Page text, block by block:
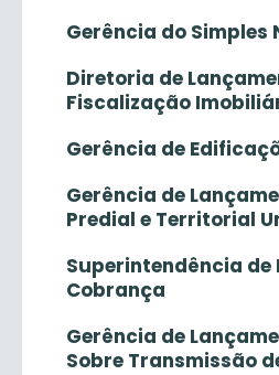
Gerência do Simples
Diretoria de
Fiscalização
Gerência de
Gerência de
Predial e Territorial
Superintendência de
Cobrança
Gerência de
Sobre Transmissão